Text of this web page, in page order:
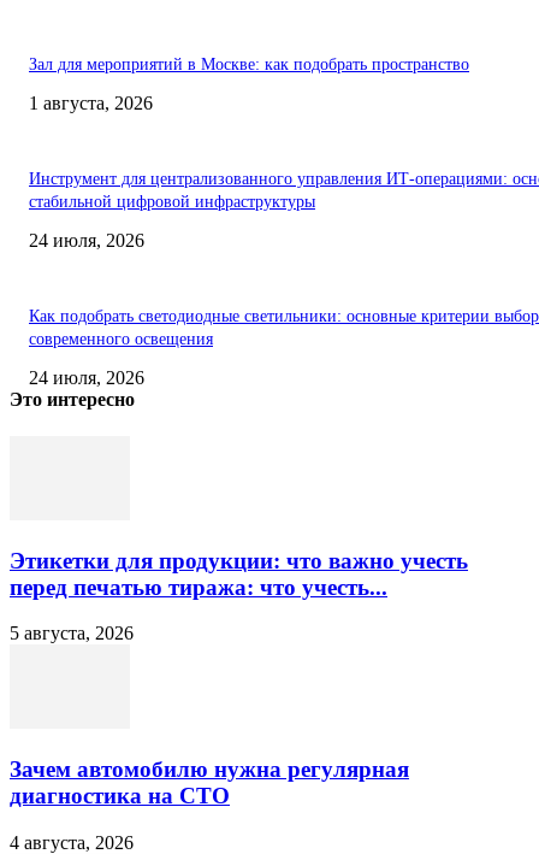
Зал для мероприятий в Москве: как подобрать пространство
1 августа, 2026
Инструмент для централизованного управления ИТ-операциями:
стабильной цифровой инфраструктуры
24 июля, 2026
Как подобрать светодиодные светильники: основные критерии
современного освещения
24 июля, 2026
Это интересно
Этикетки для продукции: что важно учесть
перед печатью тиража: что учесть...
5 августа, 2026
Зачем автомобилю нужна регулярная
диагностика на СТО
4 августа, 2026